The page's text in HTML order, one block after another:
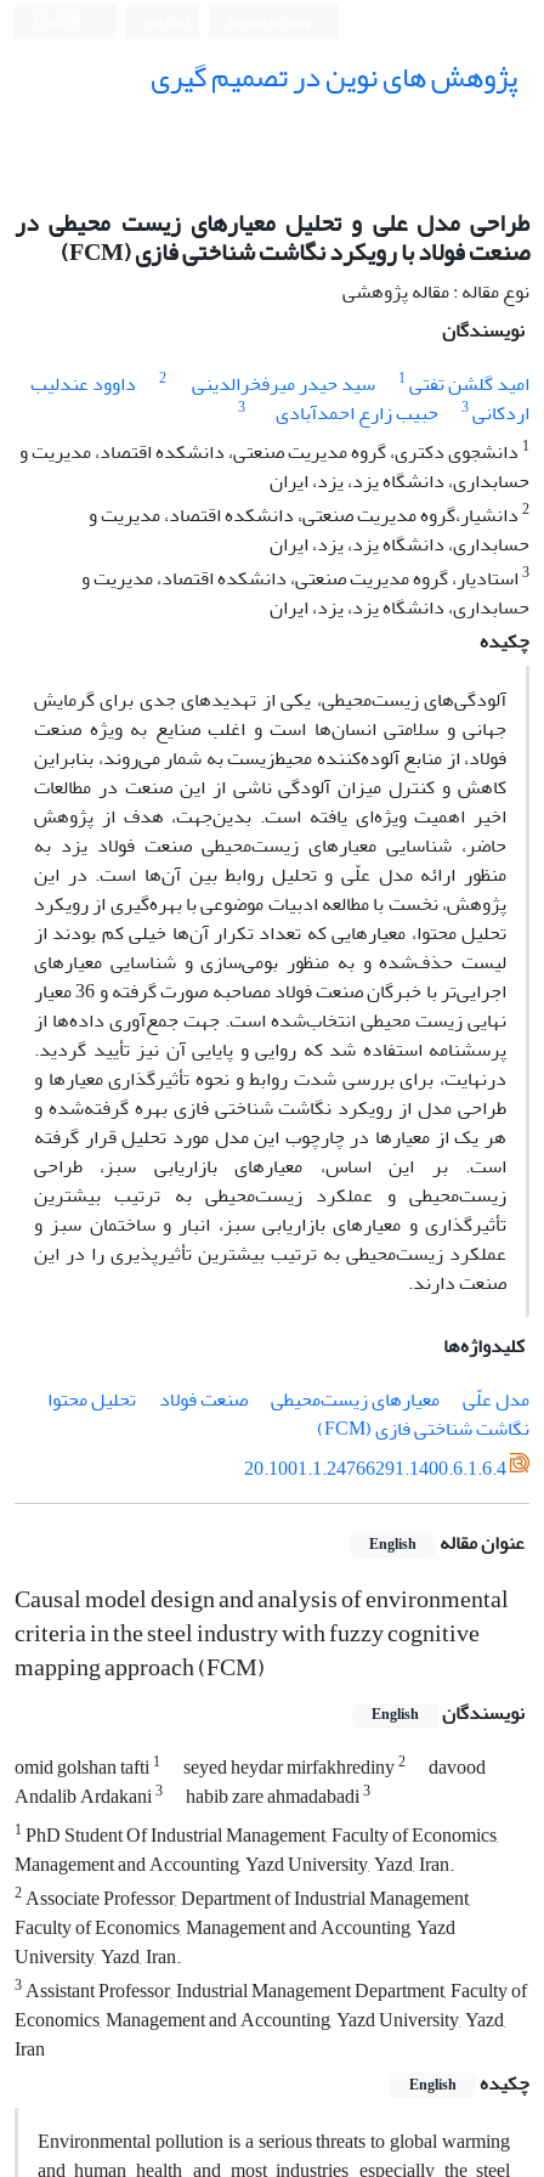
پژوهش های نوین در تصمیم گیری
طراحی مدل علی و تحلیل معیارهای زیست محیطی در
صنعت فولاد با رویکرد نگاشت شناختی فازی (FCM)
نوع مقاله : مقاله پژوهشی
نویسندگان
امید گلشن تفتی1 سید حیدر میرفخرالدینی 2
داوود عندلیب
اردکانی3 حبیب زارع احمدآبادی
3
1 دانشجوی دکتری، گروه مدیریت صنعتی، دانشکده اقتصاد، مدیریت و
حسابداری، دانشگاه یزد، یزد، ایران
2دانشیار،گروه مدیریت صنعتی، دانشکده اقتصاد، مدیریت و
حسابداری، دانشگاه یزد، یزد، ایران
3استادیار، گروه مدیریت صنعتی، دانشکده اقتصاد، مدیریت و
حسابداری، دانشگاه یزد، یزد، ایران
چکیده
آلودگی‌های زیست‌محیطی، یکی از تهدیدهای جدی برای گرمایش
جهانی و سلامتی انسان‌ها است و اغلب صنایع به ‌ویژه صنعت
فولاد، از منابع آلوده‌کننده محیط‌زیست به ‌شمار می‌روند، بنابراین
کاهش و کنترل میزان آلودگی ناشی از این صنعت در مطالعات
اخیر اهمیت ویژه‌ای یافته است. بدین‌جهت، هدف از پژوهش
حاضر، شناسایی معیارهای زیست‌محیطی صنعت فولاد یزد به
‌منظور ارائه مدل علّی و تحلیل روابط بین آن‌ها است. در این
پژوهش، نخست با مطالعه ادبیات موضوعی با بهره‌گیری از رویکرد
تحلیل محتوا، معیارهایی که تعداد تکرار آن‌ها خیلی کم بودند از
لیست حذف‌شده و به منظور بومی‌سازی و شناسایی معیارهای
اجرایی‌تر با خبرگان صنعت فولاد مصاحبه صورت گرفته و 36 معیار
نهایی زیست محیطی انتخاب‌شده ‌است. جهت جمع‌آوری داده‌ها از
پرسشنامه استفاده شد که روایی و پایایی آن نیز تأیید گردید.
درنهایت، برای بررسی شدت روابط و نحوه تأثیرگذاری معیارها و
طراحی مدل از رویکرد نگاشت شناختی فازی بهره گرفته‌شده و
هر یک از معیارها در چارچوب این مدل مورد تحلیل قرار گرفته
است. بر این اساس، معیارهای بازاریابی سبز، طراحی
زیست‌محیطی و عملکرد زیست‌محیطی به ترتیب بیشترین
تأثیرگذاری و معیارهای بازاریابی سبز، انبار و ساختمان سبز و
عملکرد زیست‌محیطی به ترتیب بیشترین تأثیرپذیری را در این
صنعت دارند.
کلیدواژه‌ها
مدل علّی
معیارهای زیست‌محیطی صنعت فولاد
تحلیل محتوا
نگاشت شناختی فازی (FCM)
20.1001.1.24766291.1400.6.1.6.4
عنوان مقاله English
Causal model design and analysis of environmental
criteria in the steel industry with fuzzy cognitive
mapping approach (FCM)
نویسندگان English
omid golshan tafti1 seyed heydar mirfakhrediny2
davood
Andalib Ardakani3 habib zare ahmadabadi3
1PhD Student Of Industrial Management, Faculty of Economics,
Management and Accounting, Yazd University, Yazd, Iran.
2Associate Professor, Department of Industrial Management,
Faculty of Economics, Management and Accounting, Yazd
University, Yazd, Iran.
3Assistant Professor, Industrial Management Department, Faculty of
Economics, Management and Accounting, Yazd University, Yazd,
Iran
چکیده
English
Environmental pollution is a serious threats to global warming